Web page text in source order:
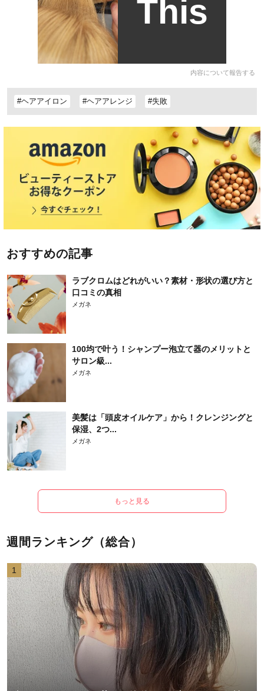
This
内容について報告する
#ヘアアイロン #ヘアアレンジ #失敗
おすすめの記事
ラブクロムはどれがいい？素材・形状の選び方と
口コミの真相
メガネ
100均で叶う！シャンプー泡立て器のメリットと
サロン級...
メガネ
美髪は「頭皮オイルケア」から！クレンジングと
保湿、2つ...
メガネ
もっと見る
週間ランキング（総合）
1